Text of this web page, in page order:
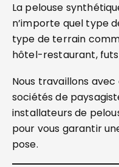
La pelouse
n’importe quel type
type de terrain
hôtel-restaurant,
Nous travaillons
sociétés de
installateurs de
pour vous garantir
pose.